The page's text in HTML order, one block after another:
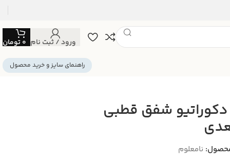
ورود / ثبت نام 0تومان
راهنمای سایز و خرید محصول
دکوراتیو شفق قطبی
نامعلوم